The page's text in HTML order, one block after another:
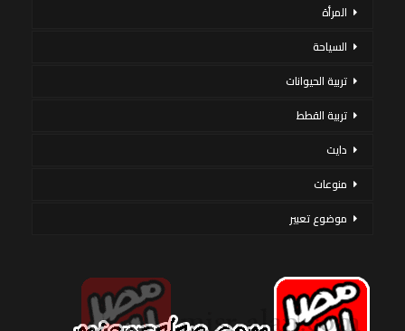
المرأة
السياحة
تربية الحيوانات
تربية القطط
دايت
منوعات
موضوع تعبير